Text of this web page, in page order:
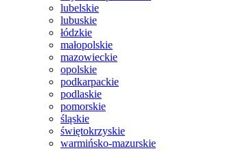
lubelskie
lubuskie
łódzkie
małopolskie
mazowieckie
opolskie
podkarpackie
podlaskie
pomorskie
śląskie
świętokrzyskie
warmińsko-mazurskie